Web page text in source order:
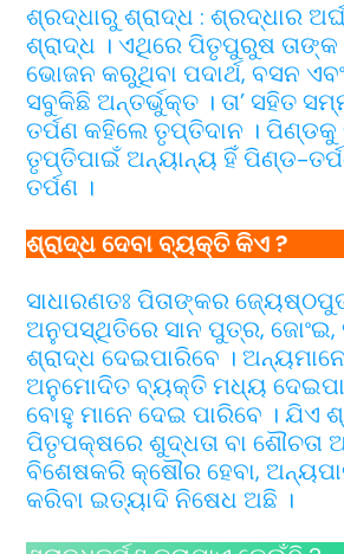
ଶ୍ରଦ୍ଧାରୁ ଶ୍ରାଦ୍ଧ : ଶ୍ରଦ୍ଧାର
ଶ୍ରାଦ୍ଧ । ଏଥିରେ ପିତୃପୁରୁଷ ତାଙ୍କ
ଭୋଜନ କରୁଥିବା ପଦାର୍ଥ, ବସନ
ସବୁକିଛି ଅନ୍ତର୍ଭୁକ୍ତ । ତା’ ସହିତ
ତର୍ପଣ କହିଲେ ତୃପ୍ତିଦାନ । ପିଣ୍ଡକୁ
ତୃପ୍ତିପାଇଁ ଅନ୍ୟାନ୍ୟ ହିଁ ପିଣ୍ଡ-
ତର୍ପଣ ।
ଶ୍ରାଦ୍ଧ ଦେବା ବ୍ୟକ୍ତି କିଏ ?
ସାଧାରଣତଃ ପିତାଙ୍କର
ଅନୁପସ୍ଥିତିରେ ସାନ ପୁତ୍ର, ଜୋଂଇ,
ଶ୍ରାଦ୍ଧ ଦେଇପାରିବେ ।
ଅନୁମୋଦିତ ବ୍ୟକ୍ତି ମଧ୍ୟ
ବୋହୁ ମାନେ ଦେଇ ପାରିବେ । ଯିଏ
ପିତୃପକ୍ଷରେ ଶୁଦ୍ଧତା ବା ଶୌଚତା
ବିଶେଷକରି କ୍ଷୌର ହେବା,
କରିବା ଇତ୍ୟାଦି ନିଷେଧ ଅଛି ।